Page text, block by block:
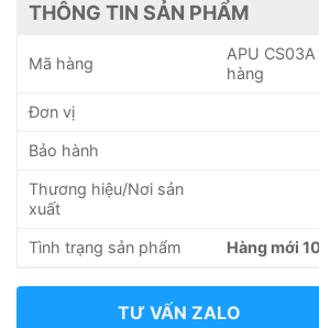
THÔNG TIN SẢN PHẨM
Mã hàng
APU
hàng
Đơn vị
Bảo hành
Thương hiệu/Nơi sản
xuất
Tình trạng sản phẩm Hàng mới
TƯ VẤN ZALO